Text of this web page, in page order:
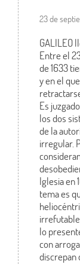
23 de
GALILEO
Entre el
de 1633
y en el
Es
los dos
de la
irregular.
Iglesia en
tema es
lo
con
discrepan